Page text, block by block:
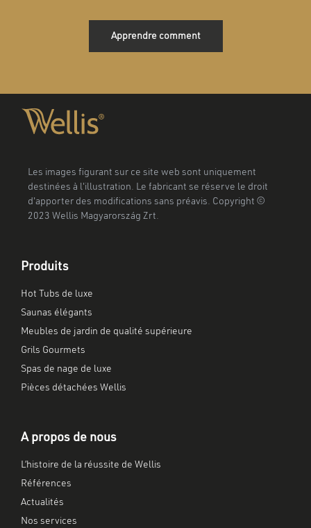
Apprendre comment
Les images figurant sur ce site web sont uniquement
destinées à l'illustration. Le fabricant se réserve le droit
d'apporter des modifications sans préavis. Copyright ©
2023 Wellis Magyarország Zrt.
Produits
Hot Tubs de luxe
Saunas élégants
Meubles de jardin de qualité supérieure
Grils Gourmets
Spas de nage de luxe
Pièces détachées Wellis
A propos de nous
L’histoire de la réussite de Wellis
Références
Actualités
Nos services